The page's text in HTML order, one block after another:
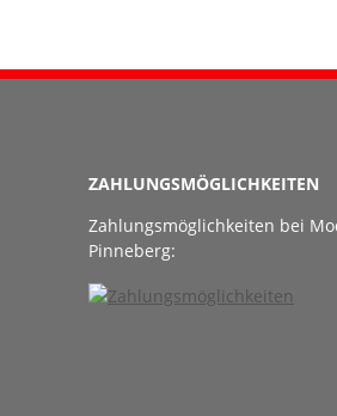
ZAHLUNGSMÖGLICHKEITEN
Zahlungsmöglichkeiten bei
Pinneberg: